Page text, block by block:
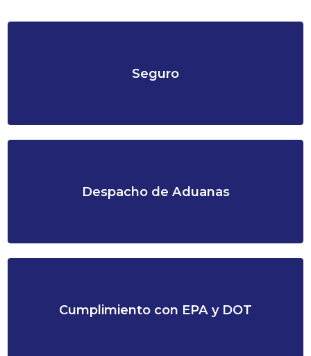
Seguro
Despacho de Aduanas
Cumplimiento con EPA y DOT